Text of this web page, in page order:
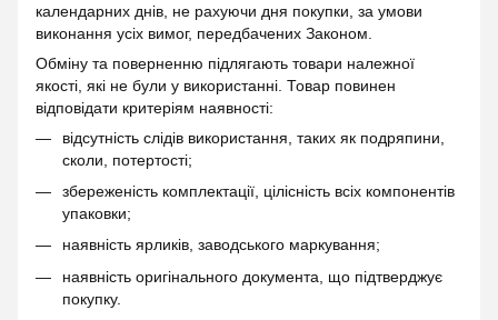
календарних днів, не рахуючи дня покупки, за умови
виконання усіх вимог, передбачених Законом.
Обміну та поверненню підлягають товари належної
якості, які не були у використанні. Товар повинен
відповідати критеріям наявності:
відсутність слідів використання, таких як подряпини,
сколи, потертості;
збереженість комплектації, цілісність всіх компонентів
упаковки;
наявність ярликів, заводського маркування;
наявність оригінального документа, що підтверджує
покупку.